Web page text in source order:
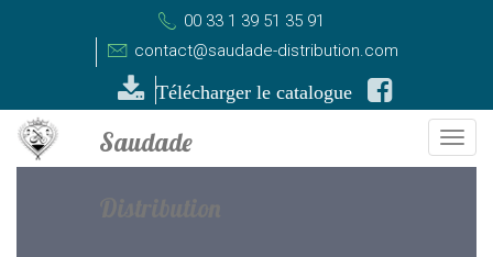
00 33 1 39 51 35 91
contact@saudade-distribution.com
Télécharger le catalogue